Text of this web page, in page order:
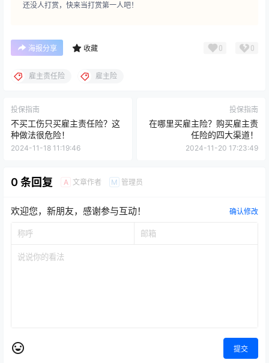
还没人打赏，快来当打赏第一人吧！
海报分享 收藏 0 0
雇主责任险 雇主险
投保指南
不买工伤只买雇主责任险？这
种做法很危险！
2024-11-18 11:19:46
投保指南
在哪里买雇主险？购买雇主责
任险的四大渠道！
2024-11-20 17:23:49
0 条回复 A 文章作者 M 管理员
欢迎您，新朋友，感谢参与互动！ 确认修改
提交